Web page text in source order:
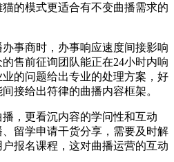
的模式更适合有不变曲播需求的
商时，办事响应速度间接影响
售前征询团队能正在24小时内响
的问题给出专业的处理方案，好
接给出符律的曲播内容框架。
更看沉内容的学问性和互动
留学申请干货分享，需要及时解
报名课程，这对曲播运营的互动